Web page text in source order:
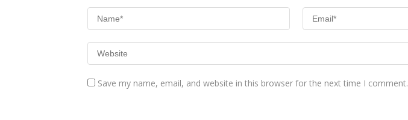
Save my name, email, and website in this browser for the next time I comment.